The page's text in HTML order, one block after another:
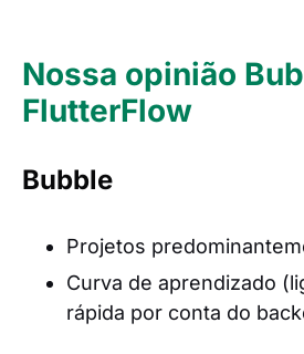
Nossa opinião
FlutterFlow
Bubble
Projetos
Curva de aprendizado
rápida por conta do